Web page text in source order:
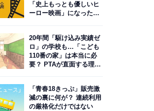
「史上もっとも優しいヒ
ーロー映画」になった理
20年間「駆け込み実績ゼ
ロ」の学校も…「こども
110番の家」は本当に必
要？ PTAが直面する理想
「青春18きっぷ」販売激
減の裏に何が？ 連続利用
の厳格化だけではない